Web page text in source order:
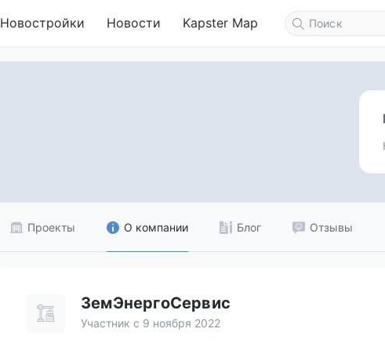
Новостройки Новости Kapster Map
Проекты О компании Блог Отзывы
ЗемЭнергоСервис
Участник с 9 ноября 2022